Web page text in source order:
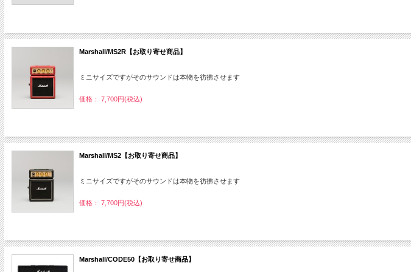
Marshall/MS2R【お取り寄せ商品】
ミニサイズですがそのサウンドは本物を彷彿させます
価格： 7,700円(税込)
Marshall/MS2【お取り寄せ商品】
ミニサイズですがそのサウンドは本物を彷彿させます
価格： 7,700円(税込)
Marshall/CODE50【お取り寄せ商品】